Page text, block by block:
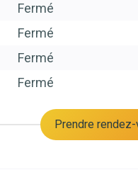
Fermé
Fermé
Fermé
Fermé
Prendre